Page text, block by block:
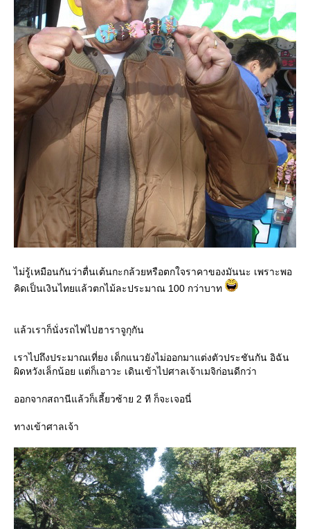
ไม่รู้เหมือนกันว่าตื่นเต้นกะกล้วยหรือตกใจราคาของมันนะ เพราะพอ
คิดเป็นเงินไทยแล้วตกไม้ละประมาณ 100 กว่าบาท
ล้วเราก็นั่งรถไฟไปฮาราจูกุกัน
เราไปถึงประมาณเที่ยง เด็กแนวยังไม่ออกมาแต่งตัวประชันกัน อิฉัน
ผิดหวังเล็กน้อย แต่ก็เอาวะ เดินเข้าไปศาลเจ้าเมจิก่อนดีกว่า
ออกจากสถานีแล้วก็เลี้ยวซ้าย 2 ที ก็จะเจอนี่
ทางเข้าศาลเจ้า